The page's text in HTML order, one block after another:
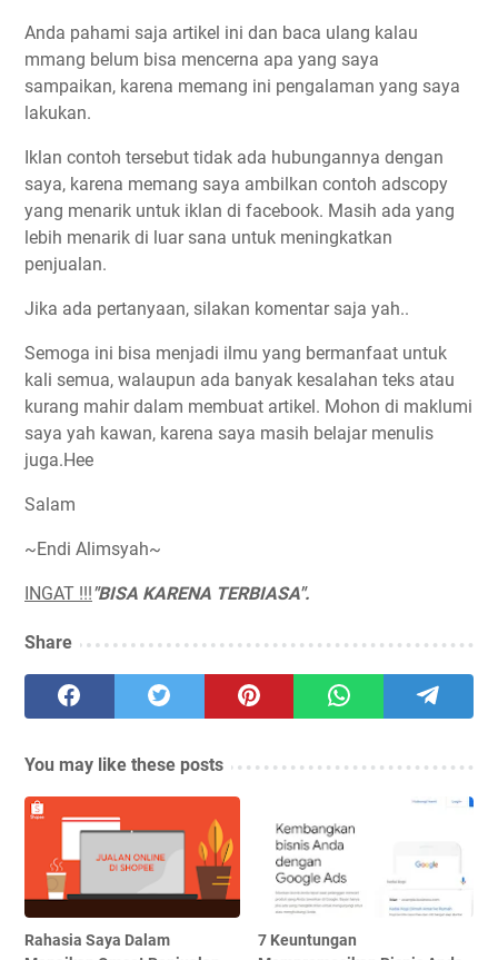
Anda pahami saja artikel ini dan baca ulang kalau
mmang belum bisa mencerna apa yang saya
sampaikan, karena memang ini pengalaman yang saya
lakukan.
Iklan contoh tersebut tidak ada hubungannya dengan
saya, karena memang saya ambilkan contoh adscopy
yang menarik untuk iklan di facebook. Masih ada yang
lebih menarik di luar sana untuk meningkatkan
penjualan.
Jika ada pertanyaan, silakan komentar saja yah..
Semoga ini bisa menjadi ilmu yang bermanfaat untuk
kali semua, walaupun ada banyak kesalahan teks atau
kurang mahir dalam membuat artikel. Mohon di maklumi
saya yah kawan, karena saya masih belajar menulis
juga.Hee
Salam
~Endi Alimsyah~
INGAT !!!"BISA KARENA TERBIASA".
Share
You may like these posts
Rahasia Saya Dalam
7 Keuntungan